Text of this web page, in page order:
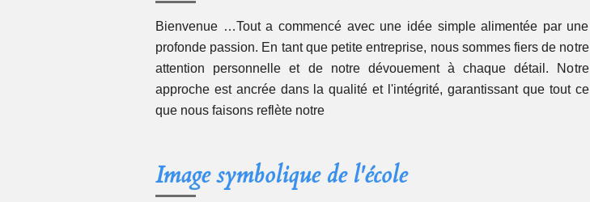
Bienvenue …Tout a commencé avec une idée simple alimentée par une
profonde passion. En tant que petite entreprise, nous sommes fiers de notre
attention personnelle et de notre dévouement à chaque détail. Notre
approche est ancrée dans la qualité et l'intégrité, garantissant que tout ce
que nous faisons reflète notre
Image symbolique de l'école